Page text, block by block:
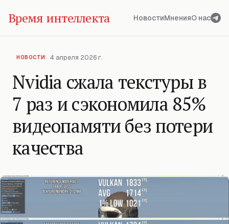
Время интеллекта НовостиМненияО нас
НОВОСТИ 4 апреля 2026 г.
Nvidia сжала текстуры в
7 раз и сэкономила 85%
видеопамяти без потери
качества